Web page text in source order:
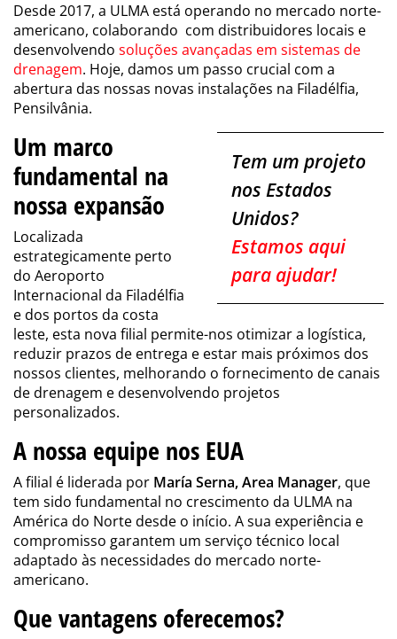
Desde 2017, a ULMA está operando no mercado norte-
americano, colaborando com distribuidores locais e
desenvolvendo soluções avançadas em sistemas de
drenagem. Hoje, damos um passo crucial com a
abertura das nossas novas instalações na Filadélfia,
Pensilvânia.
Tem um projeto
nos Estados
Unidos?
Estamos aqui
para ajudar!
Um marco
fundamental na
nossa expansão
Localizada
estrategicamente perto
do Aeroporto
Internacional da Filadélfia
e dos portos da costa
leste, esta nova filial permite-nos otimizar a logística,
reduzir prazos de entrega e estar mais próximos dos
nossos clientes, melhorando o fornecimento de canais
de drenagem e desenvolvendo projetos
personalizados.
A nossa equipe nos EUA
A filial é liderada por María Serna, Area Manager, que
tem sido fundamental no crescimento da ULMA na
América do Norte desde o início. A sua experiência e
compromisso garantem um serviço técnico local
adaptado às necessidades do mercado norte-
americano.
Que vantagens oferecemos?